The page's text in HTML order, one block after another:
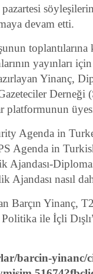
devam etti.
toplantılarına
yayınları
Yinanç,
platformunun
Agenda in
Agenda in
Ajandası-
Ajandası nasıl
Barçın Yinanç,
ile İçli
barcin-yinanc/